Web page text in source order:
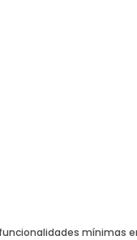
mínimas